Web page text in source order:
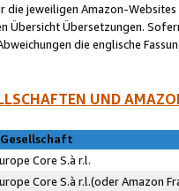
die jeweiligen Amazon-Websites
Übersicht Übersetzungen.
die englische
UND
Core S.à r.l.
Core S.à r.l.(oder Amazon